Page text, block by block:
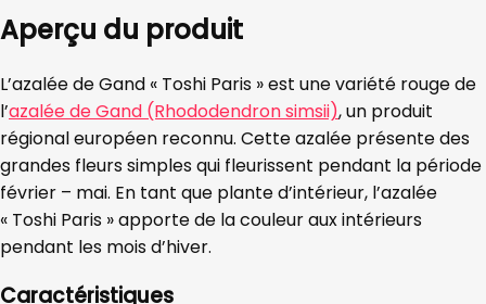
Aperçu du produit
L’azalée de Gand « Toshi Paris » est une variété rouge de
l’azalée de Gand (Rhododendron simsii), un produit
régional européen reconnu. Cette azalée présente des
grandes fleurs simples qui fleurissent pendant la période
février – mai. En tant que plante d’intérieur, l’azalée
« Toshi Paris » apporte de la couleur aux intérieurs
pendant les mois d’hiver.
Caractéristiques